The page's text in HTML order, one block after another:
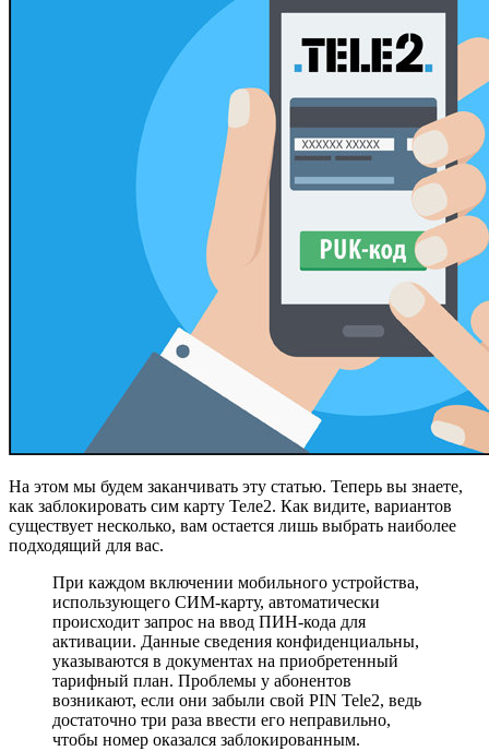
На этом мы будем заканчивать эту статью. Теперь вы знаете,
как заблокировать сим карту Теле2. Как видите, вариантов
существует несколько, вам остается лишь выбрать наиболее
подходящий для вас.
При каждом включении мобильного устройства,
использующего СИМ-карту, автоматически
происходит запрос на ввод ПИН-кода для
активации. Данные сведения конфиденциальны,
указываются в документах на приобретенный
тарифный план. Проблемы у абонентов
возникают, если они забыли свой PIN Tele2, ведь
достаточно три раза ввести его неправильно,
чтобы номер оказался заблокированным.